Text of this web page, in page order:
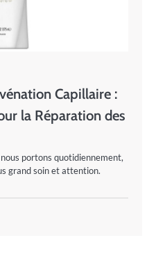
Capillaire :
la Réparation des
portons quotidiennement,
grand soin et attention.